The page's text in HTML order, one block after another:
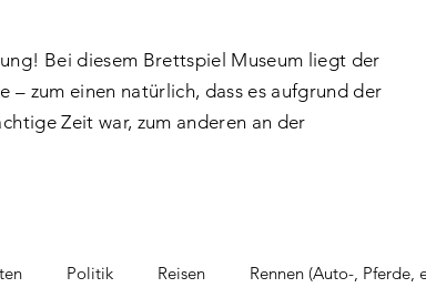
Bei diesem Brettspiel Museum liegt der
– zum einen natürlich, dass es aufgrund der
Zeit war, zum anderen an der
Politik Reisen Rennen (Auto-, Pferde,